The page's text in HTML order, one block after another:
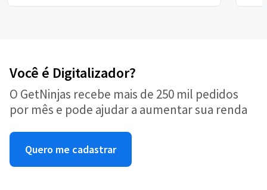
Você é Digitalizador?
O GetNinjas recebe mais de 250 mil pedidos
por mês e pode ajudar a aumentar sua renda
Quero me cadastrar